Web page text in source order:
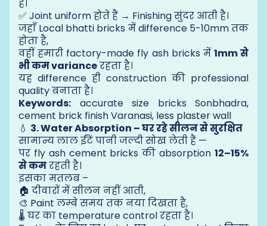
है।
✅ Joint uniform होते हैं → Finishing सुंदर आती है।
जहाँ Local bhatti bricks में difference 5-10mm तक
होता है,
वहीं हमारी factory-made fly ash bricks में 1mm से
भी कम varianceरहता है।
यह difference ही construction की professional
quality बनाता है।
Keywords: accurate size bricks Sonbhadra,
cement brick finish Varanasi, less plaster wall
💧 3. Water Absorption – घर रहे सीलन से सुरक्षित
सामान्य लाल ईंटें पानी जल्दी सोख लेती हैं —
पर fly ash cement bricks की absorption 12–15%
से कमरहती है।
इसका मतलब –
🏠 दीवारों में सीलन नहीं आती,
🎨 Paint लम्बे समय तक नया दिखता है,
🌡️ घर का temperature control रहता है।